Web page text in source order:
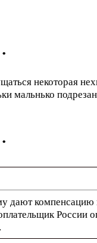
.
некоторая
мальнько
.
дают компенсацию
России